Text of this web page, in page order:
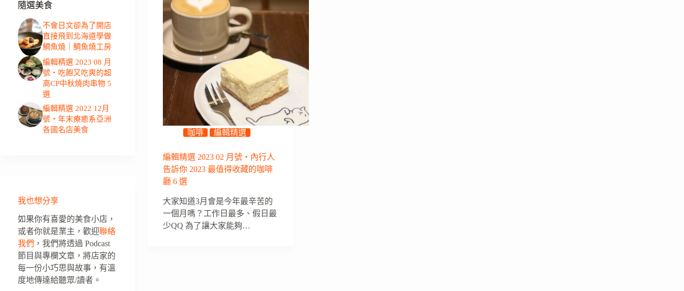
咖啡 編輯精選
編輯精選 2023 02 月號・內行人
告訴你 2023 最值得收藏的咖啡
廳 6 選
大家知道3月會是今年最辛苦的
一個月嗎？工作日最多、假日最
少QQ 為了讓大家能夠…
隨選美食
不會日文卻為了開店
直接飛到北海道學做
鯛魚燒｜鯛魚燒工房
編輯精選 2023 08 月
號・吃飽又吃爽的超
高CP中秋燒肉串物 5
選
編輯精選 2022 12月
號・年末療癒系亞洲
各國名店美食
我也想分享
如果你有喜愛的美食小店，
或者你就是業主，歡迎聯絡
我們 ，我們將透過 Podcast
節目與專欄文章，將店家的
每一份小巧思與故事，有溫
度地傳達給聽眾/讀者。